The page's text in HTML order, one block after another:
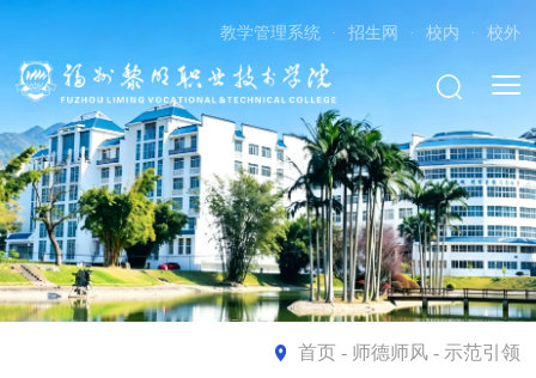
教学管理系统 · 招生网 · 校内 · 校外
首页- 师德师风 - 示范引领